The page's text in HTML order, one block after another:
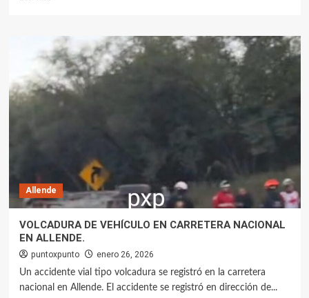
Allende
VOLCADURA DE VEHÍCULO EN CARRETERA NACIONAL
EN ALLENDE.
puntoxpunto enero 26, 2026
Un accidente vial tipo volcadura se registró en la carretera
nacional en Allende. El accidente se registró en dirección de...